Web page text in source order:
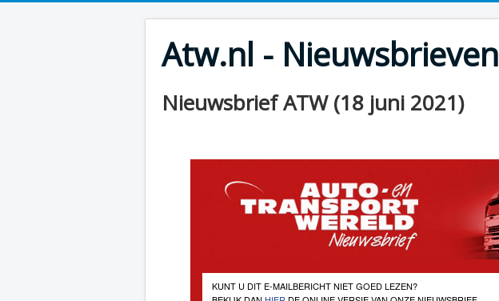
Atw.nl - Nieuwsbrieven
Nieuwsbrief ATW (18 juni 2021)